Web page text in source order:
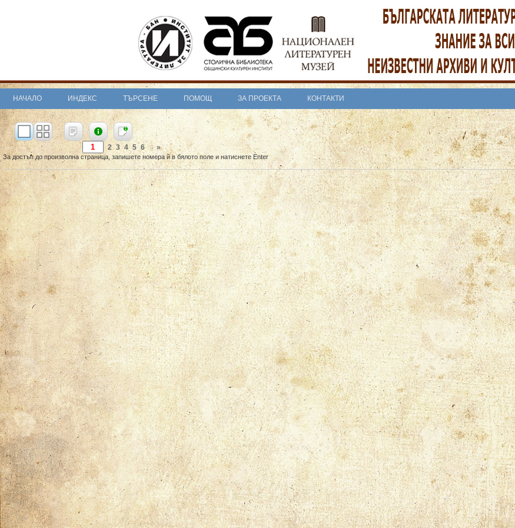
НАЧАЛО ИНДЕКС ТЪРСЕНЕ ПОМОЩ ЗА ПРОЕКТА КОНТАКТИ
2 3 4 5 6 »
За достъп до произволна страница, запишете номера й в бялото поле и натиснете Enter